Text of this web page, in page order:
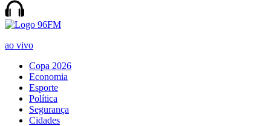
ao vivo
Copa 2026
Economia
Esporte
Política
Segurança
Cidades